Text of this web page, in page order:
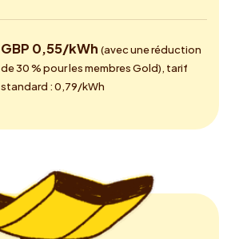
GBP 0,55/kWh (avec une réduction
de 30 % pour les membres Gold), tarif
standard : 0,79/kWh